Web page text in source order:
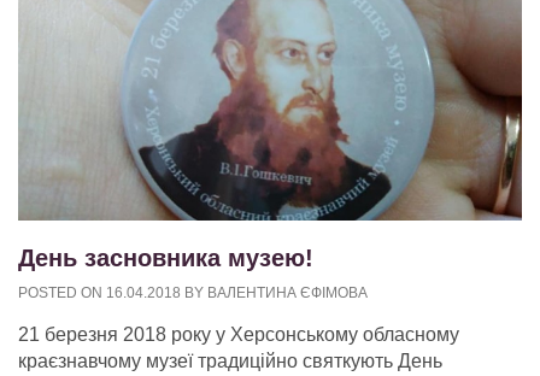
День засновника музею!
POSTED ON 16.04.2018 BY ВАЛЕНТИНА ЄФІМОВА
21 березня 2018 року у Херсонському обласному
краєзнавчому музеї традиційно святкують День